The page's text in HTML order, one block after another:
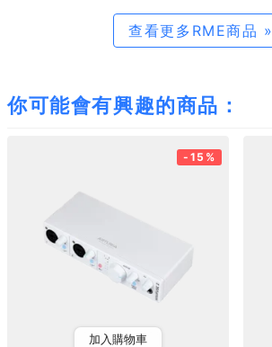
查看更多RME商品 »
你可能會有興趣的商品：
-15%
加入購物車